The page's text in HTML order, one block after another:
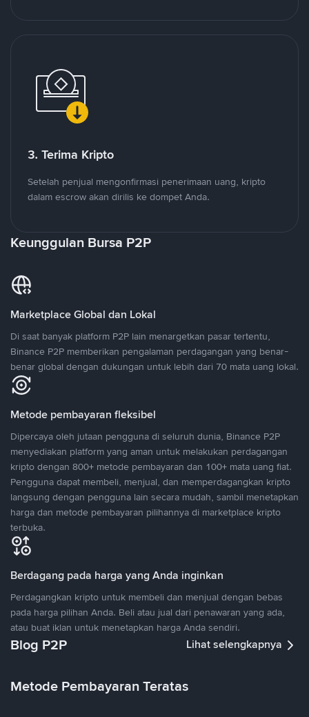
3. Terima Kripto
Setelah penjual mengonfirmasi penerimaan uang, kripto
dalam escrow akan dirilis ke dompet Anda.
Keunggulan Bursa P2P
Marketplace Global dan Lokal
Di saat banyak platform P2P lain menargetkan pasar tertentu,
Binance P2P memberikan pengalaman perdagangan yang benar-
benar global dengan dukungan untuk lebih dari 70 mata uang lokal.
Metode pembayaran fleksibel
Dipercaya oleh jutaan pengguna di seluruh dunia, Binance P2P
menyediakan platform yang aman untuk melakukan perdagangan
kripto dengan 800+ metode pembayaran dan 100+ mata uang fiat.
Pengguna dapat membeli, menjual, dan memperdagangkan kripto
langsung dengan pengguna lain secara mudah, sambil menetapkan
harga dan metode pembayaran pilihannya di marketplace kripto
terbuka.
Berdagang pada harga yang Anda inginkan
Perdagangkan kripto untuk membeli dan menjual dengan bebas
pada harga pilihan Anda. Beli atau jual dari penawaran yang ada,
atau buat iklan untuk menetapkan harga Anda sendiri.
Blog P2P Lihat selengkapnya
Metode Pembayaran Teratas